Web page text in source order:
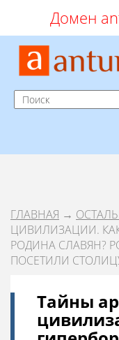
Домен
ГЛАВНАЯ →
ЦИВИЛИЗАЦИИ.
РОДИНА СЛАВЯН?
ПОСЕТИЛИ
Тайны